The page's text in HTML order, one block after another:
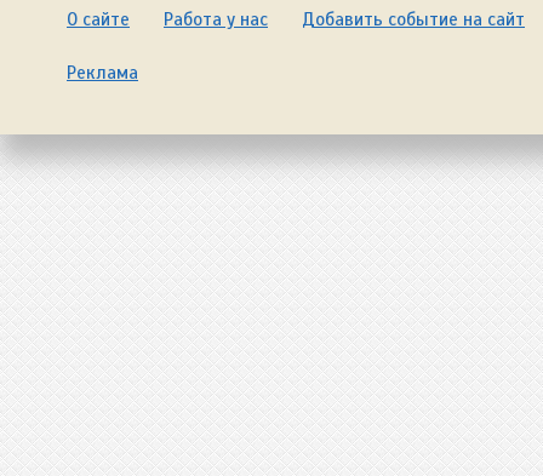
О сайте Работа у нас Добавить событие на сайт
Реклама